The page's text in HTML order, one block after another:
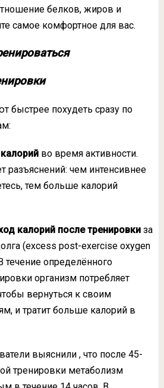
белков, жиров и
самое комфортное для вас.
быстрее похудеть сразу по
во время активности.
разъяснений: чем интенсивнее
тем больше калорий
калорий после тренировкиза
(excess post-exercise oxygen
течение определённого
организм потребляет
вернуться к своим
и тратит больше калорий в
выяснили , что после 45-
тренировки метаболизм